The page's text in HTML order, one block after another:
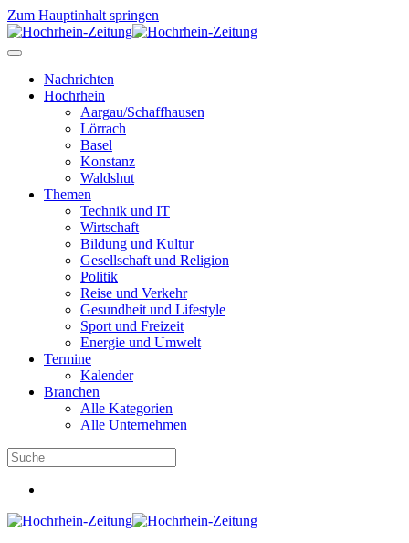
Zum Hauptinhalt springen
Nachrichten
Hochrhein
Aargau/Schaffhausen
Lörrach
Basel
Konstanz
Waldshut
Themen
Technik und IT
Wirtschaft
Bildung und Kultur
Gesellschaft und Religion
Politik
Reise und Verkehr
Gesundheit und Lifestyle
Sport und Freizeit
Energie und Umwelt
Termine
Kalender
Branchen
Alle Kategorien
Alle Unternehmen